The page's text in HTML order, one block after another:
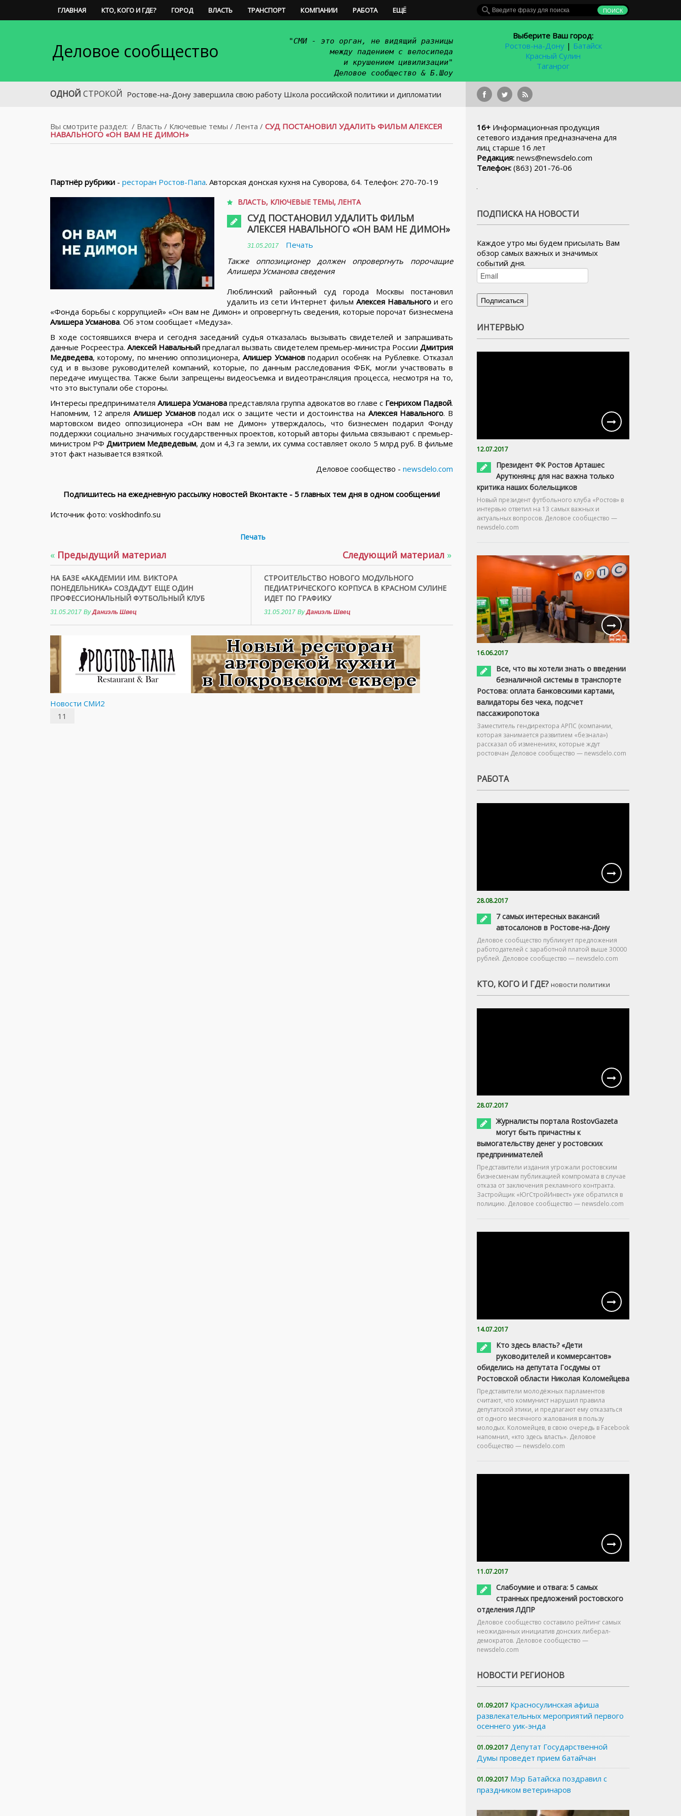
ГЛАВНАЯ КТО, КОГО И ГДЕ? ГОРОД ВЛАСТЬ ТРАНСПОРТ КОМПАНИИ РАБОТА ЕЩЁ
Деловое сообщество
"СМИ - это орган, не видящий разницы
между падением с велосипеда
и крушением цивилизации"
Деловое сообщество & Б.Шоу
Выберите Ваш город:
Ростов-на-Дону| Батайск
Красный Сулин
Таганрог
ОДНОЙ СТРОКОЙ
В Ростове-на-Дону завершила свою работу Школа российской политики и дипломатии
Вы смотрите раздел: / Власть / Ключевые темы / Лента / СУД ПОСТАНОВИЛ УДАЛИТЬ ФИЛЬМ АЛЕКСЕЯ
НАВАЛЬНОГО «ОН ВАМ НЕ ДИМОН»
Партнёр рубрики - ресторан Ростов-Папа. Авторская донская кухня на Суворова, 64. Телефон: 270-70-19
ВЛАСТЬ, КЛЮЧЕВЫЕ ТЕМЫ,ЛЕНТА
СУД ПОСТАНОВИЛ УДАЛИТЬ ФИЛЬМ
АЛЕКСЕЯ НАВАЛЬНОГО «ОН ВАМ НЕ ДИМОН»
31.05.2017
Печать
Также оппозиционер должен опровергнуть порочащие
Алишера Усманова сведения
Люблинский районный суд города Москвы постановил
удалить из сети Интернет фильм Алексея Навальногои его
«Фонда борьбы с коррупцией» «Он вам не Димон» и опровергнуть сведения, которые порочат бизнесмена
Алишера Усманова. Об этом сообщает «Медуза».
В ходе состоявшихся вчера и сегодня заседаний судья отказалась вызывать свидетелей и запрашивать
данные Росреестра. Алексей Навальный предлагал вызвать свидетелем премьер-министра России Дмитрия
Медведева, которому, по мнению оппозиционера,Алишер Усмановподарил особняк на Рублевке. Отказал
суд и в вызове руководителей компаний, которые, по данным расследования ФБК, могли участвовать в
передаче имущества. Также были запрещены видеосъемка и видеотрансляция процесса, несмотря на то,
что это выступали обе стороны.
Интересы предпринимателя Алишера Усманова представляла группа адвокатов во главе с Генрихом Падвой.
Напомним, 12 апреля Алишер Усмановподал иск о защите чести и достоинства на Алексея Навального. В
мартовском видео оппозиционера «Он вам не Димон» утверждалось, что бизнесмен подарил Фонду
поддержки социально значимых государственных проектов, который авторы фильма связывают с премьер-
министром РФДмитрием Медведевым, дом и 4,3 га земли, их сумма составляет около 5 млрд руб. В фильме
этот факт называется взяткой.
Деловое сообщество - newsdelo.com
Подпишитесь на ежедневную рассылку новостей Вконтакте - 5 главных тем дня в одном сообщении!
Источник фото: voskhodinfo.su
Печать
« Предыдущий материал
НА БАЗЕ «АКАДЕМИИ ИМ. ВИКТОРА
ПОНЕДЕЛЬНИКА» СОЗДАДУТ ЕЩЕ ОДИН
ПРОФЕССИОНАЛЬНЫЙ ФУТБОЛЬНЫЙ КЛУБ
31.05.2017 ByДаниэль Швец
Следующий материал »
СТРОИТЕЛЬСТВО НОВОГО МОДУЛЬНОГО
ПЕДИАТРИЧЕСКОГО КОРПУСА В КРАСНОМ СУЛИНЕ
ИДЕТ ПО ГРАФИКУ
31.05.2017 ByДаниэль Швец
Новости СМИ2
11
16+ Информационная продукция
сетевого издания предназначена для
лиц старше 16 лет
Редакция: news@newsdelo.com
Телефон: (863) 201-76-06
ПОДПИСКА НА НОВОСТИ
Каждое утро мы будем присылать Вам
обзор самых важных и значимых
событий дня.
ИНТЕРВЬЮ
12.07.2017
Президент ФК Ростов Арташес
Арутюнянц: для нас важна только
критика наших болельщиков
Новый президент футбольного клуба «Ростов» в
интервью ответил на 13 самых важных и
актуальных вопросов. Деловое сообщество —
newsdelo.com
16.06.2017
Все, что вы хотели знать о введении
безналичной системы в транспорте
Ростова: оплата банковскими картами,
валидаторы без чека, подсчет
пассажиропотока
Заместитель гендиректора АРПС (компании,
которая занимается развитием «безнала»)
рассказал об изменениях, которые ждут
ростовчан Деловое сообщество — newsdelo.com
РАБОТА
28.08.2017
7 самых интересных вакансий
автосалонов в Ростове-на-Дону
Деловое сообщество публикует предложения
работодателей с заработной платой выше 30000
рублей. Деловое сообщество — newsdelo.com
КТО, КОГО И ГДЕ? новости политики
28.07.2017
Журналисты портала RostovGazeta
могут быть причастны к
вымогательству денег у ростовских
предпринимателей
Представители издания угрожали ростовским
бизнесменам публикацией компромата в случае
отказа от заключения рекламного контракта.
Застройщик «ЮгСтройИнвест» уже обратился в
полицию. Деловое сообщество — newsdelo.com
14.07.2017
Кто здесь власть? «Дети
руководителей и коммерсантов»
обиделись на депутата Госдумы от
Ростовской области Николая Коломейцева
Представители молодёжных парламентов
считают, что коммунист нарушил правила
депутатской этики, и предлагают ему отказаться
от одного месячного жалования в пользу
молодых. Коломейцев, в свою очередь в Facebook
напомнил, «кто здесь власть». Деловое
сообщество — newsdelo.com
11.07.2017
Слабоумие и отвага: 5 самых
странных предложений ростовского
отделения ЛДПР
Деловое сообщество составило рейтинг самых
неожиданных инициатив донских либерал-
демократов. Деловое сообщество —
newsdelo.com
НОВОСТИ РЕГИОНОВ
01.09.2017 Красносулинская афиша
развлекательных мероприятий первого
осеннего уик-энда
01.09.2017 Депутат Государственной
Думы проведет прием батайчан
01.09.2017 Мэр Батайска поздравил с
праздником ветеринаров